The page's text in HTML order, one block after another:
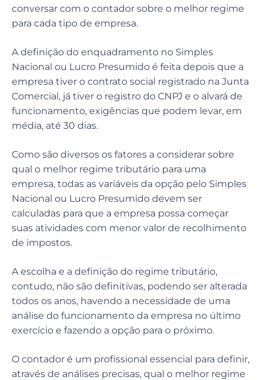
conversar com o contador sobre o melhor regime
para cada tipo de empresa.
A definição do enquadramento no Simples
Nacional ou Lucro Presumido é feita depois que a
empresa tiver o contrato social registrado na Junta
Comercial, já tiver o registro do CNPJ e o alvará de
funcionamento, exigências que podem levar, em
média, até 30 dias.
Como são diversos os fatores a considerar sobre
qual o melhor regime tributário para uma
empresa, todas as variáveis da opção pelo Simples
Nacional ou Lucro Presumido devem ser
calculadas para que a empresa possa começar
suas atividades com menor valor de recolhimento
de impostos.
A escolha e a definição do regime tributário,
contudo, não são definitivas, podendo ser alterada
todos os anos, havendo a necessidade de uma
análise do funcionamento da empresa no último
exercício e fazendo a opção para o próximo.
O contador é um profissional essencial para definir,
através de análises precisas, qual o melhor regime